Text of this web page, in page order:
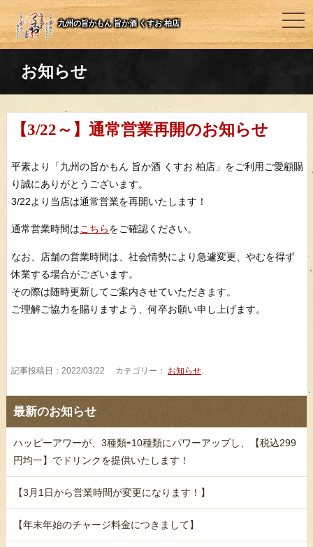
九州の旨かもん 旨か酒 くすお 柏店
お知らせ
【3/22～】通常営業再開のお知らせ
平素より「九州の旨かもん 旨か酒 くすお 柏店」をご利用ご愛顧賜
り誠にありがとうございます。
3/22より当店は通常営業を再開いたします！
通常営業時間はこちらをご確認ください。
なお、店舗の営業時間は、社会情勢により急遽変更、やむを得ず
休業する場合がございます。
その際は随時更新してご案内させていただきます。
ご理解ご協力を賜りますよう、何卒お願い申し上げます。
記事投稿日：2022/03/22 カテゴリー： お知らせ.
最新のお知らせ
ハッピーアワーが、3種類⇨10種類にパワーアップし、【税込299
円均一】でドリンクを提供いたします！
【3月1日から営業時間が変更になります！】
【年末年始のチャージ料金につきまして】